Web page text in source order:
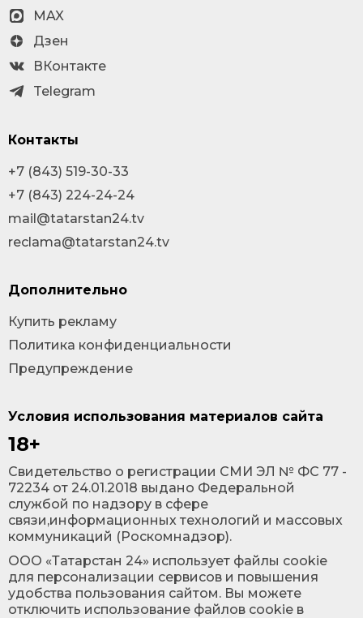
Условия использования материалов сайта
18+
Cвидетельство о регистрации СМИ ЭЛ № ФС 77 -
72234 от 24.01.2018 выдано Федеральной
службой по надзору в сфере
связи,информационных технологий и массовых
коммуникаций (Роскомнадзор).
ООО «Татарстан 24» использует файлы cookie
для персонализации сервисов и повышения
удобства пользования сайтом. Вы можете
отключить использование файлов cookie в
MAX
Дзен
ВКонтакте
Telegram
Контакты
+7 (843) 519-30-33
+7 (843) 224-24-24
mail@tatarstan24.tv
reclama@tatarstan24.tv
Дополнительно
Купить рекламу
Политика конфиденциальности
Предупреждение